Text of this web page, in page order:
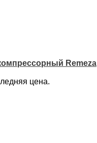
Remeza
цена.